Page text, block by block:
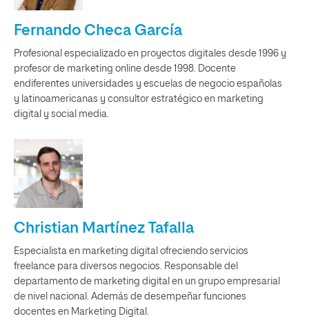
Fernando Checa García
Profesional especializado en proyectos digitales desde 1996 y
profesor de marketing online desde 1998. Docente
endiferentes universidades y escuelas de negocio españolas
y latinoamericanas y consultor estratégico en marketing
digital y social media.
Christian Martínez Tafalla
Especialista en marketing digital ofreciendo servicios
freelance para diversos negocios. Responsable del
departamento de marketing digital en un grupo empresarial
de nivel nacional. Además de desempeñar funciones
docentes en Marketing Digital.